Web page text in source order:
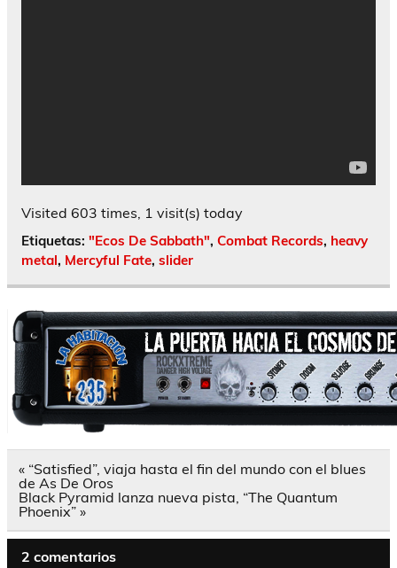
Visited 603 times, 1 visit(s) today
Etiquetas: "Ecos De Sabbath", Combat Records, heavy
metal, Mercyful Fate, slider
Navegación
de
entradas
« “Satisfied”, viaja hasta el fin del mundo con el blues
de As De Oros
Black Pyramid lanza nueva pista, “The Quantum
Phoenix” »
2 comentarios